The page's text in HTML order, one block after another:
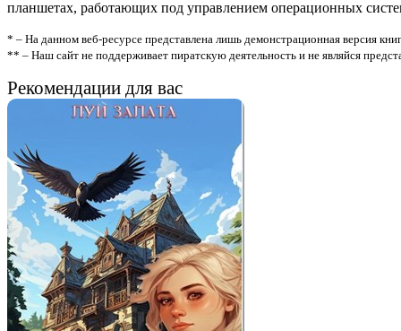
планшетах, работающих под управлением операционных
* – На данном веб-ресурсе представлена лишь демонстрационная версия
** – Наш сайт не поддерживает пиратскую деятельность и не являйся
Рекомендации для вас